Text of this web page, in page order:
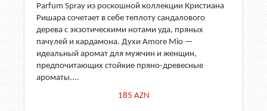
Parfum Spray из роскошной коллекции Кристиана
Ришара сочетает в себе теплоту сандалового
дерева с экзотическими нотами уда, пряных
пачулей и кардамона. Духи Amore Mio —
идеальный аромат для мужчин и женщин,
предпочитающих стойкие пряно-древесные
ароматы....
185 AZN